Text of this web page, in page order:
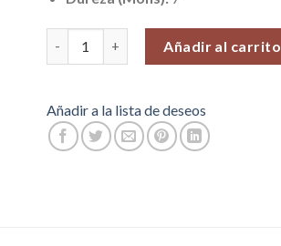
Añadir al carrito
Añadir a la lista de deseos